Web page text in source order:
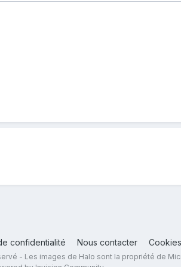
confidentialité Nous contacter Cookies
- Les images de Halo sont la propriété de